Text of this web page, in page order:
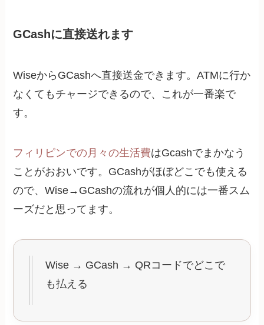
GCashに直接送れます
WiseからGCashへ直接送金できます。ATMに行か
なくてもチャージできるので、これが一番楽で
す。
フィリピンでの月々の生活費はGcashでまかなう
ことがおおいです。GCashがほぼどこでも使える
ので、Wise→GCashの流れが個人的には一番スム
ーズだと思ってます。
Wise → GCash → QRコードでどこで
も払える